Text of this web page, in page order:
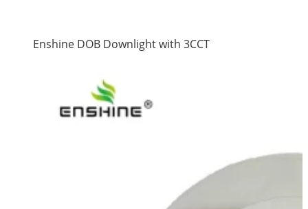
Enshine DOB Downlight with 3CCT